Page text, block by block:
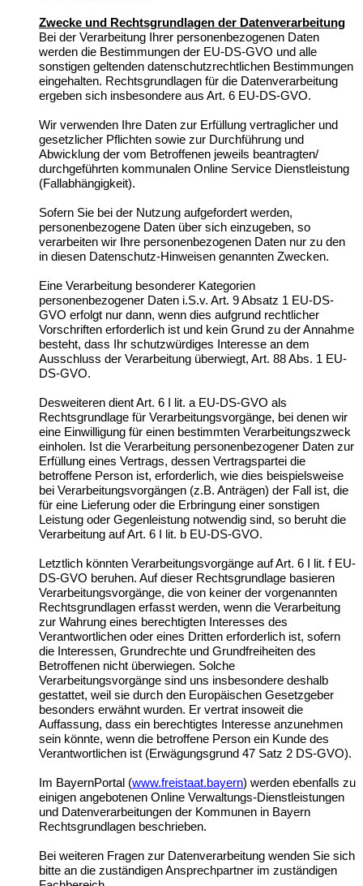
Zwecke und Rechtsgrundlagen der Datenverarbeitung
Bei der Verarbeitung Ihrer personenbezogenen Daten
werden die Bestimmungen der EU-DS-GVO und alle
sonstigen geltenden datenschutzrechtlichen Bestimmungen
eingehalten. Rechtsgrundlagen für die Datenverarbeitung
ergeben sich insbesondere aus Art. 6 EU-DS-GVO.
Wir verwenden Ihre Daten zur Erfüllung vertraglicher und
gesetzlicher Pflichten sowie zur Durchführung und
Abwicklung der vom Betroffenen jeweils beantragten/
durchgeführten kommunalen Online Service Dienstleistung
(Fallabhängigkeit).
Sofern Sie bei der Nutzung aufgefordert werden,
personenbezogene Daten über sich einzugeben, so
verarbeiten wir Ihre personenbezogenen Daten nur zu den
in diesen Datenschutz-Hinweisen genannten Zwecken.
Eine Verarbeitung besonderer Kategorien
personenbezogener Daten i.S.v. Art. 9 Absatz 1 EU-DS-
GVO erfolgt nur dann, wenn dies aufgrund rechtlicher
Vorschriften erforderlich ist und kein Grund zu der Annahme
besteht, dass Ihr schutzwürdiges Interesse an dem
Ausschluss der Verarbeitung überwiegt, Art. 88 Abs. 1 EU-
DS-GVO.
Desweiteren dient Art. 6 I lit. a EU-DS-GVO als
Rechtsgrundlage für Verarbeitungsvorgänge, bei denen wir
eine Einwilligung für einen bestimmten Verarbeitungszweck
einholen. Ist die Verarbeitung personenbezogener Daten zur
Erfüllung eines Vertrags, dessen Vertragspartei die
betroffene Person ist, erforderlich, wie dies beispielsweise
bei Verarbeitungsvorgängen (z.B. Anträgen) der Fall ist, die
für eine Lieferung oder die Erbringung einer sonstigen
Leistung oder Gegenleistung notwendig sind, so beruht die
Verarbeitung auf Art. 6 I lit. b EU-DS-GVO.
Letztlich könnten Verarbeitungsvorgänge auf Art. 6 I lit. f EU-
DS-GVO beruhen. Auf dieser Rechtsgrundlage basieren
Verarbeitungsvorgänge, die von keiner der vorgenannten
Rechtsgrundlagen erfasst werden, wenn die Verarbeitung
zur Wahrung eines berechtigten Interesses des
Verantwortlichen oder eines Dritten erforderlich ist, sofern
die Interessen, Grundrechte und Grundfreiheiten des
Betroffenen nicht überwiegen. Solche
Verarbeitungsvorgänge sind uns insbesondere deshalb
gestattet, weil sie durch den Europäischen Gesetzgeber
besonders erwähnt wurden. Er vertrat insoweit die
Auffassung, dass ein berechtigtes Interesse anzunehmen
sein könnte, wenn die betroffene Person ein Kunde des
Verantwortlichen ist (Erwägungsgrund 47 Satz 2 DS-GVO).
Im BayernPortal (www.freistaat.bayern) werden ebenfalls zu
einigen angebotenen Online Verwaltungs-Dienstleistungen
und Datenverarbeitungen der Kommunen in Bayern
Rechtsgrundlagen beschrieben.
Bei weiteren Fragen zur Datenverarbeitung wenden Sie sich
bitte an die zuständigen Ansprechpartner im zuständigen